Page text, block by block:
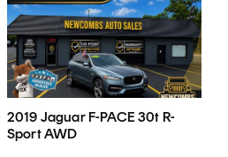
2019 Jaguar F-PACE 30t R-
Sport AWD